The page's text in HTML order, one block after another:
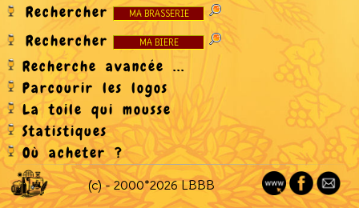
Rechercher
Rechercher
Recherche avancée ...
Parcourir les logos
La toile qui mousse
Statistiques
Où acheter ?
(c) - 2000*2026 LBBB